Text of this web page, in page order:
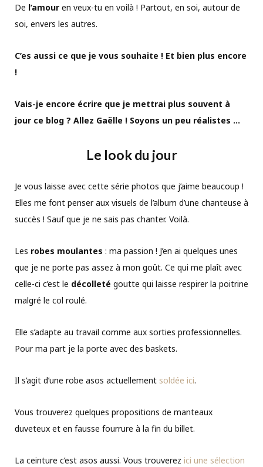
De l’amour en veux-tu en voilà ! Partout, en soi, autour de
soi, envers les autres.
C’es aussi ce que je vous souhaite ! Et bien plus encore
!
Vais-je encore écrire que je mettrai plus souvent à
jour ce blog ? Allez Gaëlle ! Soyons un peu réalistes …
Le look du jour
Je vous laisse avec cette série photos que j’aime beaucoup !
Elles me font penser aux visuels de l’album d’une chanteuse à
succès ! Sauf que je ne sais pas chanter. Voilà.
Les robes moulantes : ma passion ! J’en ai quelques unes
que je ne porte pas assez à mon goût. Ce qui me plaît avec
celle-ci c’est le décolleté goutte qui laisse respirer la poitrine
malgré le col roulé.
Elle s’adapte au travail comme aux sorties professionnelles.
Pour ma part je la porte avec des baskets.
Il s’agit d’une robe asos actuellement soldée ici.
Vous trouverez quelques propositions de manteaux
duveteux et en fausse fourrure à la fin du billet.
La ceinture c’est asos aussi. Vous trouverez ici une sélection